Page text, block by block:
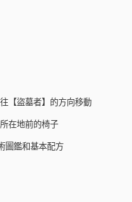
【盜墓者】的方向移動
在地前的椅子
圖鑑和基本配方